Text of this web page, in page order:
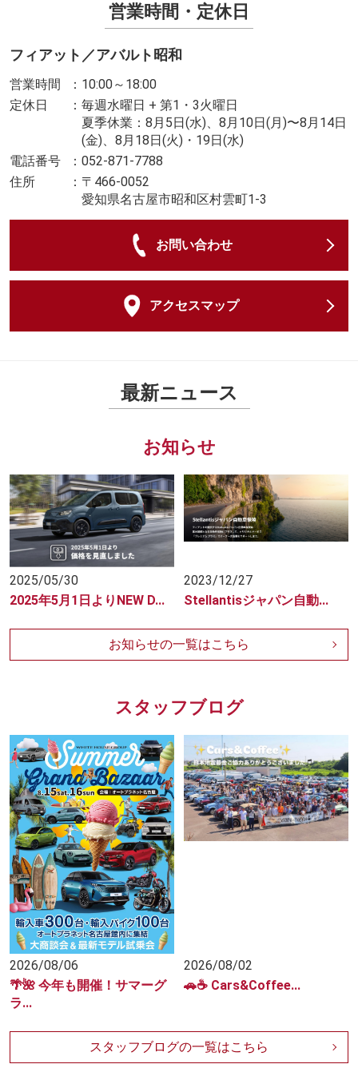
営業時間・定休日
フィアット／アバルト昭和
営業時間 ： 10:00～18:00
定休日
： 毎週水曜日 + 第1・3火曜日
夏季休業：8月5日(水)、8月10日(月)〜8月14日
(金)、8月18日(火)・19日(水)
電話番号
： 052-871-7788
住所
： 〒466-0052
愛知県名古屋市昭和区村雲町1-3
お問い合わせ
アクセスマップ
最新ニュース
お知らせ
2025/05/30
2025年5月1日よりNEW D...
2023/12/27
Stellantisジャパン自動...
お知らせの一覧はこちら
スタッフブログ
2026/08/06
🌴🌺 今年も開催！サマーグ
ラ...
2026/08/02
🚗☕️ Cars&Coffee...
スタッフブログの一覧はこちら